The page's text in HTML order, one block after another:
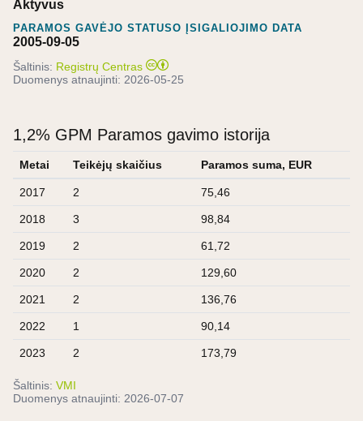
Aktyvus
PARAMOS GAVĖJO STATUSO ĮSIGALIOJIMO DATA
2005-09-05
Šaltinis: Registrų Centras
Duomenys atnaujinti: 2026-05-25
1,2% GPM Paramos gavimo istorija
Metai Teikėjų skaičius Paramos suma, EUR
2017 2 75,46
2018 3 98,84
2019 2 61,72
2020 2 129,60
2021 2 136,76
2022 1 90,14
2023 2 173,79
Šaltinis: VMI
Duomenys atnaujinti: 2026-07-07